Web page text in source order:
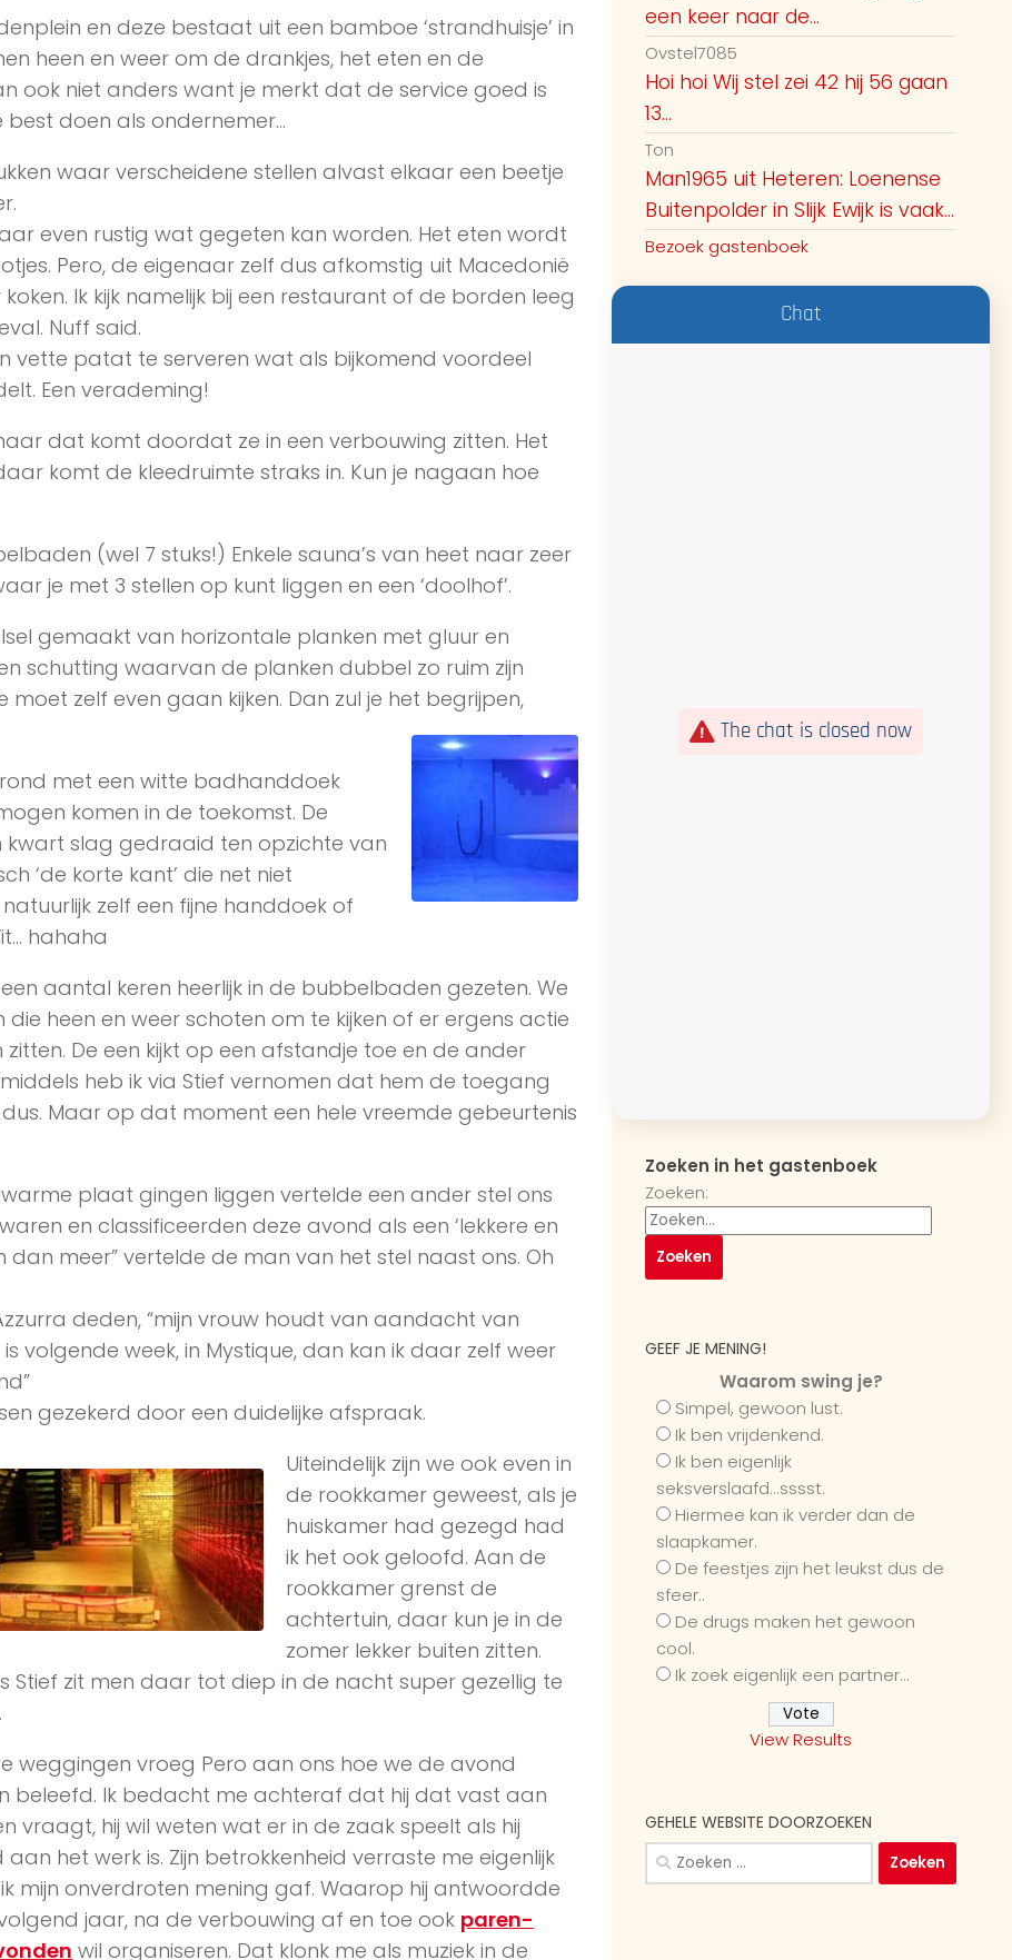
en deze bestaat uit een bamboe ‘strandhuisje’ in
heen en weer om de drankjes, het eten en de
ook niet anders want je merkt dat de service goed is
best doen als ondernemer…
waar verscheidene stellen alvast elkaar een beetje
even rustig wat gegeten kan worden. Het eten wordt
Pero, de eigenaar zelf dus afkomstig uit Macedonië
Ik kijk namelijk bij een restaurant of de borden leeg
Nuff said.
vette patat te serveren wat als bijkomend voordeel
Een verademing!
dat komt doordat ze in een verbouwing zitten. Het
komt de kleedruimte straks in. Kun je nagaan hoe
(wel 7 stuks!) Enkele sauna’s van heet naar zeer
je met 3 stellen op kunt liggen en een ‘doolhof’.
gemaakt van horizontale planken met gluur en
schutting waarvan de planken dubbel zo ruim zijn
zelf even gaan kijken. Dan zul je het begrijpen,
met een witte badhanddoek
komen in de toekomst. De
slag gedraaid ten opzichte van
‘de korte kant’ die net niet
zelf een fijne handdoek of
hahaha
aantal keren heerlijk in de bubbelbaden gezeten. We
heen en weer schoten om te kijken of er ergens actie
De een kijkt op een afstandje toe en de ander
heb ik via Stief vernomen dat hem de toegang
Maar op dat moment een hele vreemde gebeurtenis
plaat gingen liggen vertelde een ander stel ons
en classificeerden deze avond als een ‘lekkere en
dan meer” vertelde de man van het stel naast ons. Oh
deden, “mijn vrouw houdt van aandacht van
volgende week, in Mystique, dan kan ik daar zelf weer
gezekerd door een duidelijke afspraak.
Uiteindelijk zijn we ook even in
de rookkamer geweest, als je
huiskamer had gezegd had
ik het ook geloofd. Aan de
rookkamer grenst de
achtertuin, daar kun je in de
zomer lekker buiten zitten.
Stief zit men daar tot diep in de nacht super gezellig te
weggingen vroeg Pero aan ons hoe we de avond
beleefd. Ik bedacht me achteraf dat hij dat vast aan
vraagt, hij wil weten wat er in de zaak speelt als hij
aan het werk is. Zijn betrokkenheid verraste me eigenlijk
mijn onverdroten mening gaf. Waarop hij antwoordde
jaar, na de verbouwing af en toe ook paren-
wil organiseren. Dat klonk me als muziek in de
een keer naar de...
Ovstel7085
Hoi hoi Wij stel zei 42 hij 56 gaan
13...
Ton
Man1965 uit Heteren: Loenense
Buitenpolder in Slijk Ewijk is vaak...
Bezoek gastenboek
Chat
The chat is closed now
Zoeken in het gastenboek
Zoeken:
GEEF JE MENING!
Waarom swing je?
Simpel, gewoon lust.
Ik ben vrijdenkend.
Ik ben eigenlijk
seksverslaafd...sssst.
Hiermee kan ik verder dan de
slaapkamer.
De feestjes zijn het leukst dus de
sfeer..
De drugs maken het gewoon
cool.
Ik zoek eigenlijk een partner...
View Results
GEHELE WEBSITE DOORZOEKEN
Zoeken
naar: